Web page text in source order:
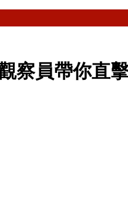
察員帶你直